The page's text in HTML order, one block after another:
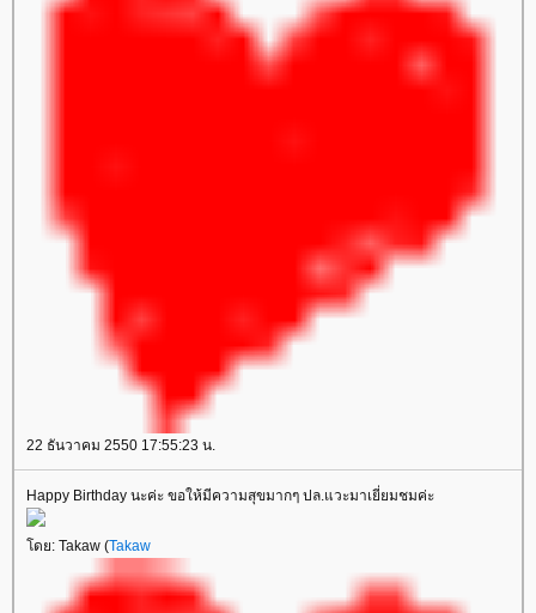
22 ธันวาคม 2550 17:55:23 น.
Happy Birthday นะค่ะ ขอให้มีความสุขมากๆ ปล.แวะมาเยี่ยมชมค่ะ
ดย: Takaw (Takaw